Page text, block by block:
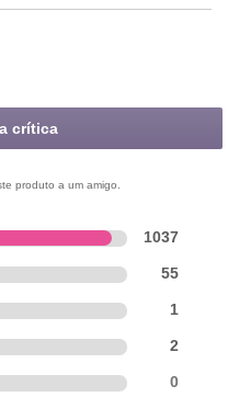
crítica
produto a um amigo.
1037
55
1
2
0